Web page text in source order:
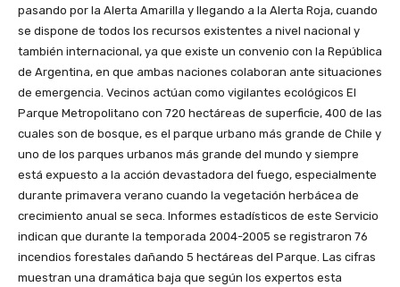
pasando por la Alerta Amarilla y llegando a la Alerta Roja, cuando
se dispone de todos los recursos existentes a nivel nacional y
también internacional, ya que existe un convenio con la República
de Argentina, en que ambas naciones colaboran ante situaciones
de emergencia. Vecinos actúan como vigilantes ecológicos El
Parque Metropolitano con 720 hectáreas de superficie, 400 de las
cuales son de bosque, es el parque urbano más grande de Chile y
uno de los parques urbanos más grande del mundo y siempre
está expuesto a la acción devastadora del fuego, especialmente
durante primavera verano cuando la vegetación herbácea de
crecimiento anual se seca. Informes estadísticos de este Servicio
indican que durante la temporada 2004-2005 se registraron 76
incendios forestales dañando 5 hectáreas del Parque. Las cifras
muestran una dramática baja que según los expertos esta